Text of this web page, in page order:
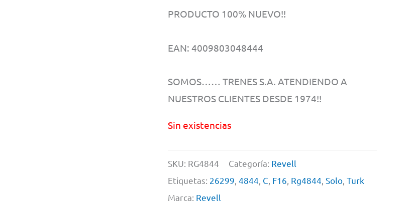
PRODUCTO 100% NUEVO!!
EAN: 4009803048444
SOMOS…… TRENES S.A. ATENDIENDO A
NUESTROS CLIENTES DESDE 1974!!
Sin existencias
SKU: RG4844 Categoría: Revell
Etiquetas: 26299 4844 C F16 Rg4844 Solo, Turk
Marca: Revell